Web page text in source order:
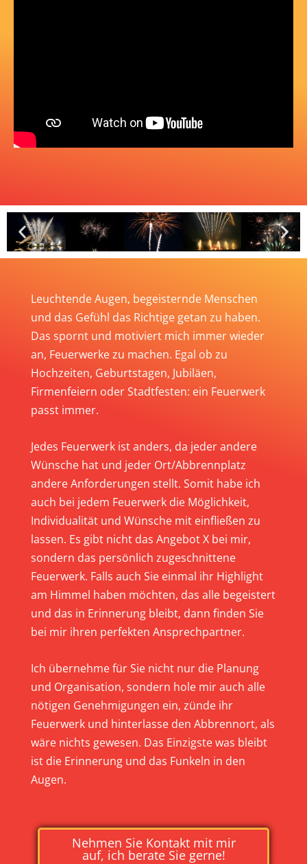
Leuchtende Augen, begeisternde Menschen
und das Gefühl das Richtige getan zu haben.
Das spornt und motiviert mich immer wieder
an, Feuerwerke zu machen. Egal ob zu
Hochzeiten, Geburtstagen, Jubiläen,
Firmenfeiern oder Stadtfesten: ein Feuerwerk
passt immer.
Jedes Feuerwerk ist anders, da jeder andere
Wünsche hat und jeder Ort/Abbrennplatz
andere Anforderungen stellt. Somit habe ich
auch bei jedem Feuerwerk die Möglichkeit,
Individualität und Wünsche mit einfließen zu
lassen. Es gibt nicht das Angebot X bei mir,
sondern das persönlich zugeschnittene
Feuerwerk. Falls auch Sie einmal ihr Highlight
am Himmel haben möchten, das alle begeistert
und das in Erinnerung bleibt, dann finden Sie
bei mir ihren perfekten Ansprechpartner.
Ich übernehme für Sie nicht nur die Planung
und Organisation, sondern hole mir auch alle
nötigen Genehmigungen ein, zünde ihr
Feuerwerk und hinterlasse den Abbrennort, als
wäre nichts gewesen. Das Einzigste was bleibt
ist die Erinnerung und das Funkeln in den
Augen.
Nehmen Sie Kontakt mit mir
auf, ich berate Sie gerne!